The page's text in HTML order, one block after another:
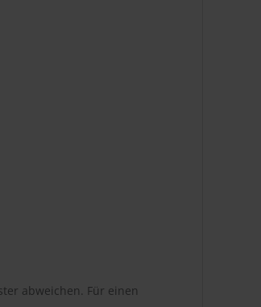
abweichen. Für einen